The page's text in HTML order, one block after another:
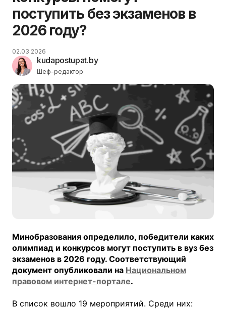
поступить без экзаменов в
2026 году?
kudapostupat.by
Шеф-редактор
02.03.2026
Минобразования определило, победители каких
олимпиад и конкурсов могут поступить в вуз без
экзаменов в 2026 году. Соответствующий
документ опубликовали на Национальном
правовом интернет-портале.
В список вошло 19 мероприятий. Среди них: